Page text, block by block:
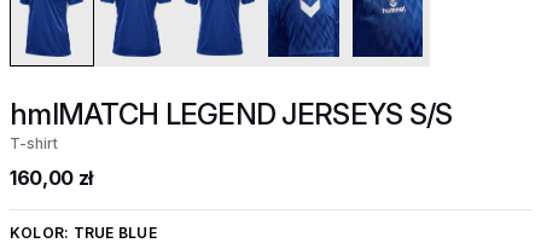
hmlMATCH LEGEND JERSEYS S/S
T-shirt
160,00 zł
KOLOR: TRUE BLUE